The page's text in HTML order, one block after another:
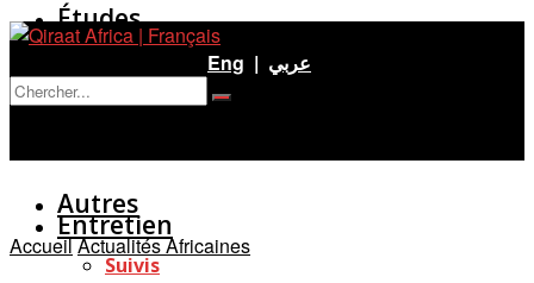
Études
Entretien
Autres
Suivis
Entretien
Eng | عربي
AccueilActualités Africaines